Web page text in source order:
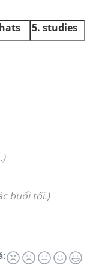
5. studies
buổi tối.)